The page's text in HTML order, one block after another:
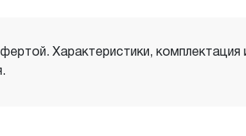
Характеристики,